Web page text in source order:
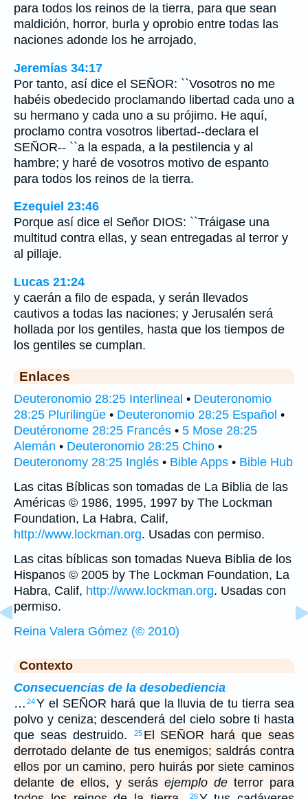
para todos los reinos de la tierra, para que sean
maldición, horror, burla y oprobio entre todas las
naciones adonde los he arrojado,
Jeremías 34:17
Por tanto, así dice el SEÑOR: ``Vosotros no me
habéis obedecido proclamando libertad cada uno a
su hermano y cada uno a su prójimo. He aquí,
proclamo contra vosotros libertad--declara el
SEÑOR-- ``a la espada, a la pestilencia y al
hambre; y haré de vosotros motivo de espanto
para todos los reinos de la tierra.
Ezequiel 23:46
Porque así dice el Señor DIOS: ``Tráigase una
multitud contra ellas, y sean entregadas al terror y
al pillaje.
Lucas 21:24
y caerán a filo de espada, y serán llevados
cautivos a todas las naciones; y Jerusalén será
hollada por los gentiles, hasta que los tiempos de
los gentiles se cumplan.
Enlaces
Deuteronomio 28:25 Interlineal • Deuteronomio
28:25 Plurilingüe • Deuteronomio 28:25 Español •
Deutéronome 28:25 Francés • 5 Mose 28:25
Alemán • Deuteronomio 28:25 Chino •
Deuteronomy 28:25 Inglés • Bible Apps • Bible Hub
Las citas Bíblicas son tomadas de La Biblia de las
Américas © 1986, 1995, 1997 by The Lockman
Foundation, La Habra, Calif,
http://www.lockman.org. Usadas con permiso.
Las citas bíblicas son tomadas Nueva Biblia de los
Hispanos © 2005 by The Lockman Foundation, La
Habra, Calif, http://www.lockman.org. Usadas con
permiso.
Reina Valera Gómez (© 2010)
Contexto
Consecuencias de la desobediencia
… 24Y el SEÑOR hará que la lluvia de tu tierra sea
polvo y ceniza; descenderá del cielo sobre ti hasta
que seas destruido.
25 El SEÑOR hará que seas
derrotado delante de tus enemigos; saldrás contra
ellos por un camino, pero huirás por siete caminos
delante de ellos, y serás ejemplo de terror para
26